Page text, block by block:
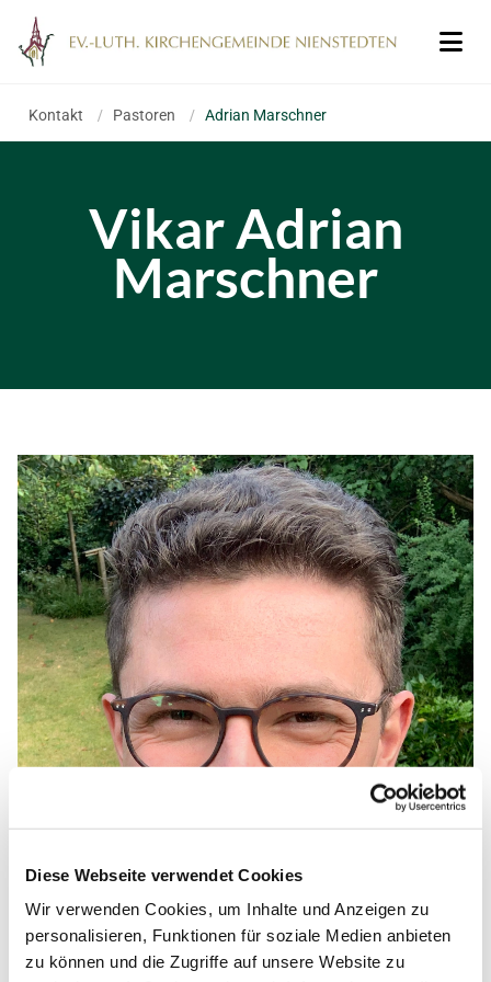
Diese Webseite verwendet Cookies
Wir verwenden Cookies, um Inhalte und Anzeigen zu
personalisieren, Funktionen für soziale Medien anbieten
zu können und die Zugriffe auf unsere Website zu
Kontakt / Pastoren / Adrian Marschner
Vikar Adrian
Marschner